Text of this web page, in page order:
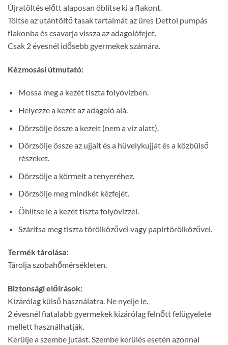
Újratöltés előtt alaposan öblítse ki a flakont.
Töltse az utántöltő tasak tartalmát az üres Dettol pumpás
flakonba és csavarja vissza az adagolófejet.
Csak 2 évesnél idősebb gyermekek számára.
Kézmosási útmutató:
Mossa meg a kezét tiszta folyóvízben.
Helyezze a kezét az adagoló alá.
Dörzsölje össze a kezeit (nem a víz alatt).
Dörzsölje össze az ujjait és a hüvelykujját és a közbülső
részeket.
Dörzsölje a körmeit a tenyeréhez.
Dörzsölje meg mindkét kézfejét.
Öblítse le a kezét tiszta folyóvízzel.
Szárítsa meg tiszta törölközővel vagy papírtörölközővel.
Termék tárolása:
Tárolja szobahőmérsékleten.
Biztonsági előírások:
Kizárólag külső használatra. Ne nyelje le.
2 évesnél fiatalabb gyermekek kizárólag felnőtt felügyelete
mellett használhatják.
Kerülje a szembe jutást. Szembe kerülés esetén azonnal